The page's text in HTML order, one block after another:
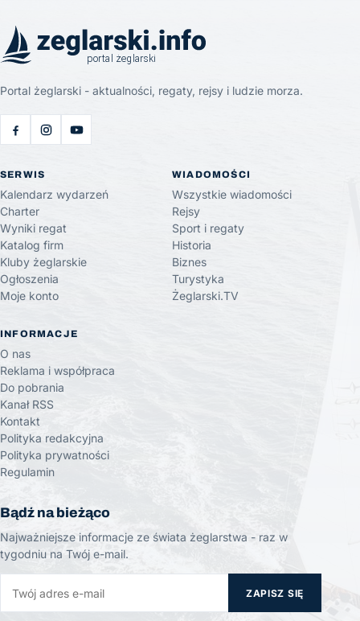
Portal żeglarski - aktualności, regaty, rejsy i ludzie morza.
SERWIS
Kalendarz wydarzeń
Charter
Wyniki regat
Katalog firm
Kluby żeglarskie
Ogłoszenia
Moje konto
WIADOMOŚCI
Wszystkie wiadomości
Rejsy
Sport i regaty
Historia
Biznes
Turystyka
Żeglarski.TV
INFORMACJE
O nas
Reklama i współpraca
Do pobrania
Kanał RSS
Kontakt
Polityka redakcyjna
Polityka prywatności
Regulamin
Bądź na bieżąco
Najważniejsze informacje ze świata żeglarstwa - raz w
tygodniu na Twój e-mail.
ZAPISZ SIĘ